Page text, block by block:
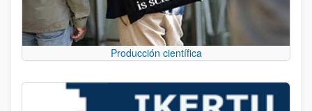
Producción científica